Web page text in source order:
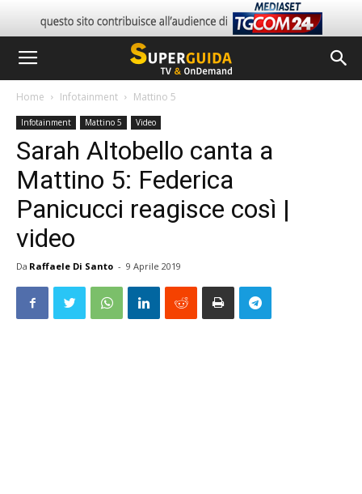
Home Infotainment Mattino 5
Infotainment Mattino 5 Video
Sarah Altobello canta a
Mattino 5: Federica
Panicucci reagisce così |
video
Da Raffaele Di Santo - 9 Aprile 2019